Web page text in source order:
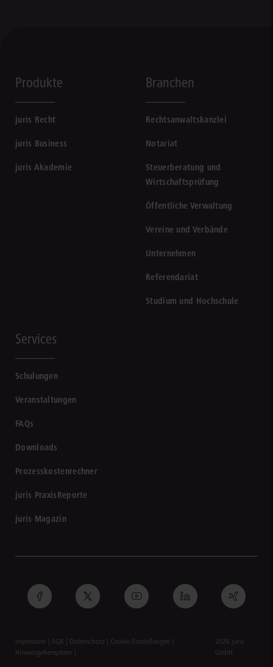
Produkte
juris Recht
juris Business
juris Akademie
Branchen
Rechtsanwaltskanzlei
Notariat
Steuerberatung und
Wirtschaftsprüfung
Öffentliche Verwaltung
Vereine und Verbände
Unternehmen
Referendariat
Studium und Hochschule
Services
Schulungen
Veranstaltungen
FAQs
Downloads
Prozesskostenrechner
juris PraxisReporte
juris Magazin
Impressum AGB Datenschutz
Cookie-Einstellungen
Hinweisgebersystem
2026 juris
GmbH